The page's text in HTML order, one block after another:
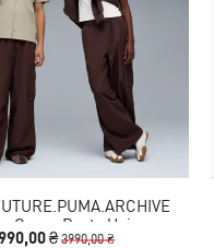
Cargo Pants Unisex
₴3990,00 ₴